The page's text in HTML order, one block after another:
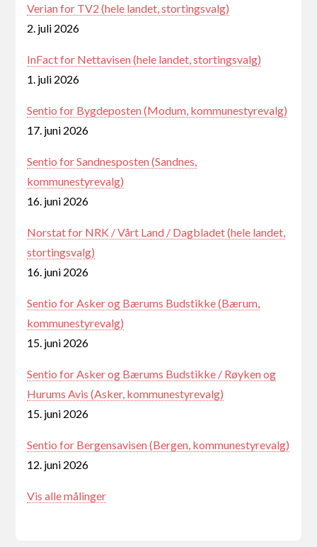
Verian for TV2 (hele landet, stortingsvalg)
2. juli 2026
InFact for Nettavisen (hele landet, stortingsvalg)
1. juli 2026
Sentio for Bygdeposten (Modum, kommunestyrevalg)
17. juni 2026
Sentio for Sandnesposten (Sandnes,
kommunestyrevalg)
16. juni 2026
Norstat for NRK / Vårt Land / Dagbladet (hele landet,
stortingsvalg)
16. juni 2026
Sentio for Asker og Bærums Budstikke (Bærum,
kommunestyrevalg)
15. juni 2026
Sentio for Asker og Bærums Budstikke / Røyken og
Hurums Avis (Asker, kommunestyrevalg)
15. juni 2026
Sentio for Bergensavisen (Bergen, kommunestyrevalg)
12. juni 2026
Vis alle målinger